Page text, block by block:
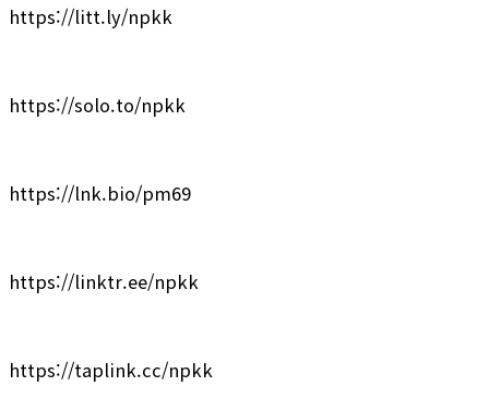
https://litt.ly/npkk
https://solo.to/npkk
https://lnk.bio/pm69
https://linktr.ee/npkk
https://taplink.cc/npkk